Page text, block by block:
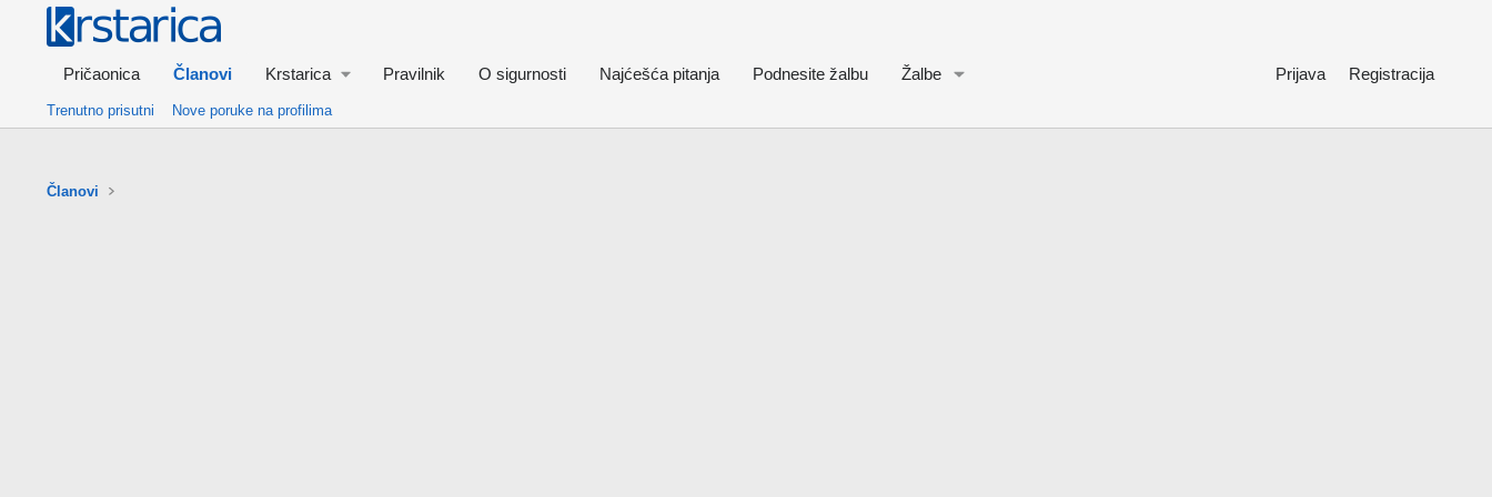
Pričaonica Članovi Krstarica Pravilnik O sigurnosti Najćešća pitanja Podnesite žalbu Žalbe Prijava Registracija
Trenutno prisutni Nove poruke na profilima
Članovi